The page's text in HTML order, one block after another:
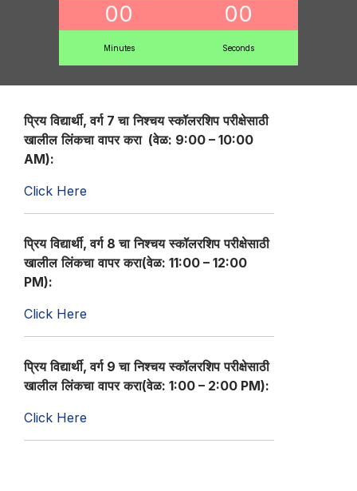
00
Minutes
00
Seconds
प्रिय विद्यार्थी,वर्ग 7चा निश्चय स्कॉलरशिप परीक्षेसाठी
खालील लिंकचा वापर करा (वेळ: 9:00 – 10:00
AM):
Click Here
प्रिय विद्यार्थी,वर्ग 8चा निश्चय स्कॉलरशिप परीक्षेसाठी
खालील लिंकचा वापर करा(वेळ: 11:00 – 12:00
PM):
Click Here
प्रिय विद्यार्थी,वर्ग 9चा निश्चय स्कॉलरशिप परीक्षेसाठी
खालील लिंकचा वापर करा(वेळ: 1:00 – 2:00 PM):
Click Here